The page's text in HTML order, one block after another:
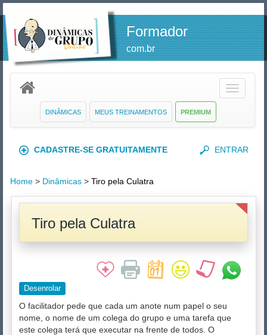
Formador
com.br
Toggle
PREMIUM
MEUS TREINAMENTOS
DINÂMICAS
CADASTRE-SE GRATUITAMENTE ENTRAR
Home > Dinâmicas > Tiro pela Culatra
Tiro pela Culatra
Desenrolar
O facilitador pede que cada um anote num papel o seu
nome, o nome de um colega do grupo e uma tarefa que
este colega terá que executar na frente de todos. O